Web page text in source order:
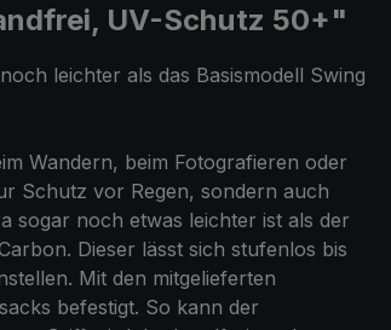
UV-Schutz 50+"
leichter als das Basismodell Swing
Wandern, beim Fotografieren oder
Schutz vor Regen, sondern auch
sogar noch etwas leichter ist als der
Dieser lässt sich stufenlos bis
Mit den mitgelieferten
befestigt. So kann der